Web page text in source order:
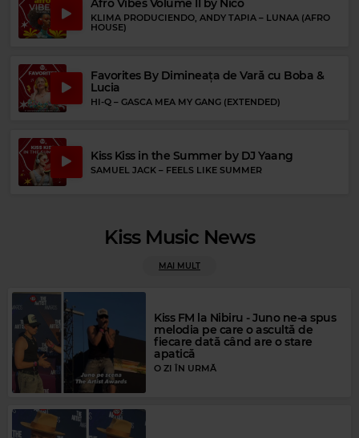
Magic FM
Afro Vibes Volume II by Nico
KLIMA PRODUCIENDO, ANDY TAPIA – LUNAA (AFRO
HOUSE)
Favorites By Dimineața de Vară cu Boba &
Lucia
HI-Q – GASCA MEA MY GANG (EXTENDED)
Kiss Kiss in the Summer by DJ Yaang
SAMUEL JACK – FEELS LIKE SUMMER
Kiss Music News
MAI MULT
Kiss FM la Nibiru - Juno ne-a spus
melodia pe care o ascultă de
fiecare dată când are o stare
apatică
O ZI ÎN URMĂ